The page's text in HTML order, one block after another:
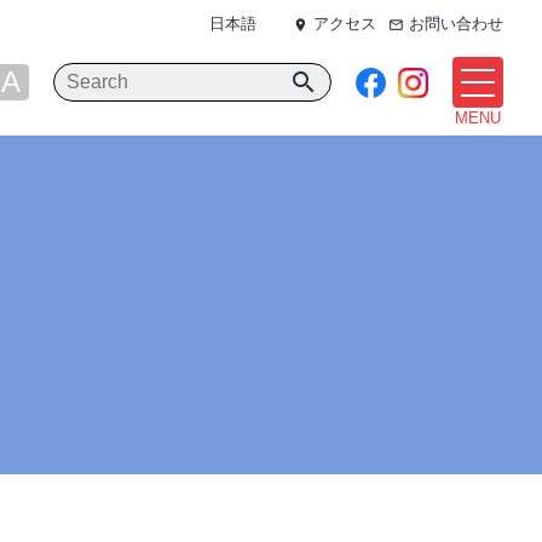
日本語 place アクセス mail_outline お問い合わせ
A search
MENU